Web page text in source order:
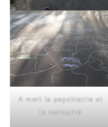
A mort la psychiatrie et
la normalité